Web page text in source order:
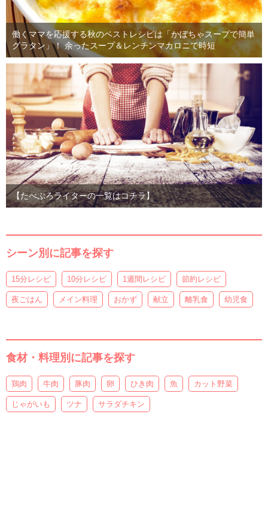
働くママを応援する秋のベストレシピは「かぼちゃスープで簡単
グラタン」！ 余ったスープ＆レンチンマカロニで時短
【たべぷろライターの一覧はコチラ】
シーン別に記事を探す
15分レシピ 10分レシピ 1週間レシピ 節約レシピ
夜ごはん メイン料理 おかず 献立 離乳食 幼児食
食材・料理別に記事を探す
鶏肉 牛肉 豚肉 卵 ひき肉 魚 カット野菜
じゃがいも ツナ サラダチキン